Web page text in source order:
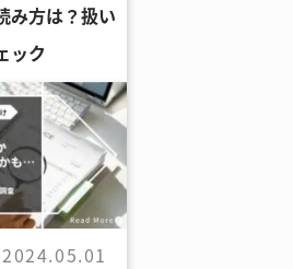
み方は？扱い
ック
2024.05.01